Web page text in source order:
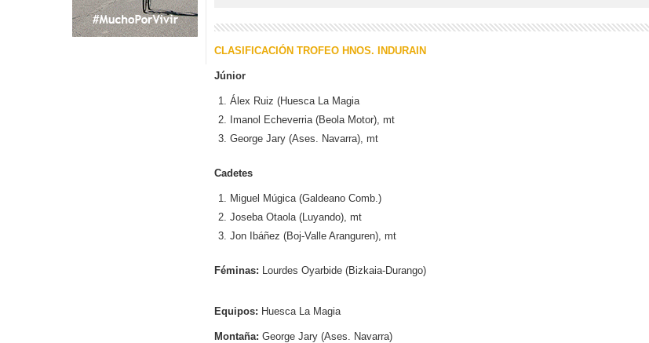
CLASIFICACIÓN TROFEO HNOS. INDURAIN
Júnior
Álex Ruiz (Huesca La Magia
Imanol Echeverria (Beola Motor), mt
George Jary (Ases. Navarra), mt
Cadetes
Miguel Múgica (Galdeano Comb.)
Joseba Otaola (Luyando), mt
Jon Ibáñez (Boj-Valle Aranguren), mt
Féminas: Lourdes Oyarbide (Bizkaia-Durango)
Equipos: Huesca La Magia
Montaña: George Jary (Ases. Navarra)